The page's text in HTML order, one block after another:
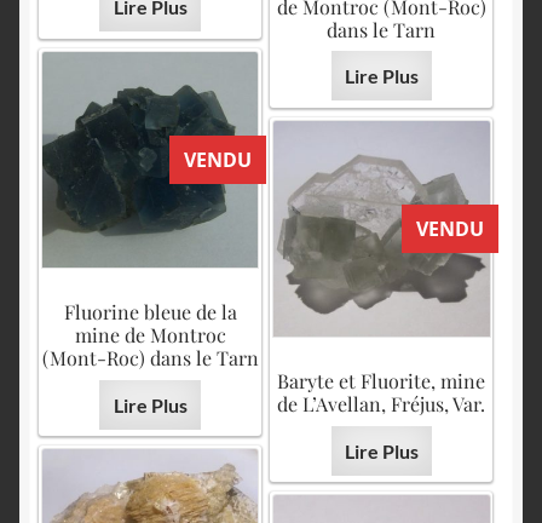
Lire Plus
de Montroc (Mont-Roc)
dans le Tarn
Lire Plus
VENDU
Fluorine bleue de la
mine de Montroc
(Mont-Roc) dans le Tarn
Lire Plus
VENDU
Baryte et Fluorite, mine
de L’Avellan, Fréjus, Var.
Lire Plus